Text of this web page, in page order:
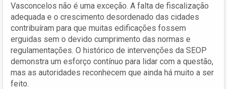
Vasconcelos não é uma exceção. A falta de fiscalização
adequada e o crescimento desordenado das cidades
contribuíram para que muitas edificações fossem
erguidas sem o devido cumprimento das normas e
regulamentações. O histórico de intervenções da SEOP
demonstra um esforço contínuo para lidar com a questão,
mas as autoridades reconhecem que ainda há muito a ser
feito.